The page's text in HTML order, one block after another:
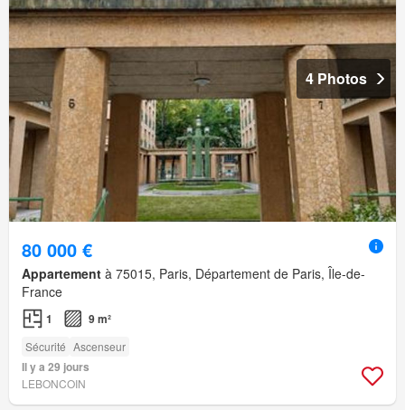
4 Photos
80 000 €
Appartement à 75015, Paris, Département de Paris, Île-de-
France
1 9 m²
Sécurité Ascenseur
Il y a 29 jours
LEBONCOIN